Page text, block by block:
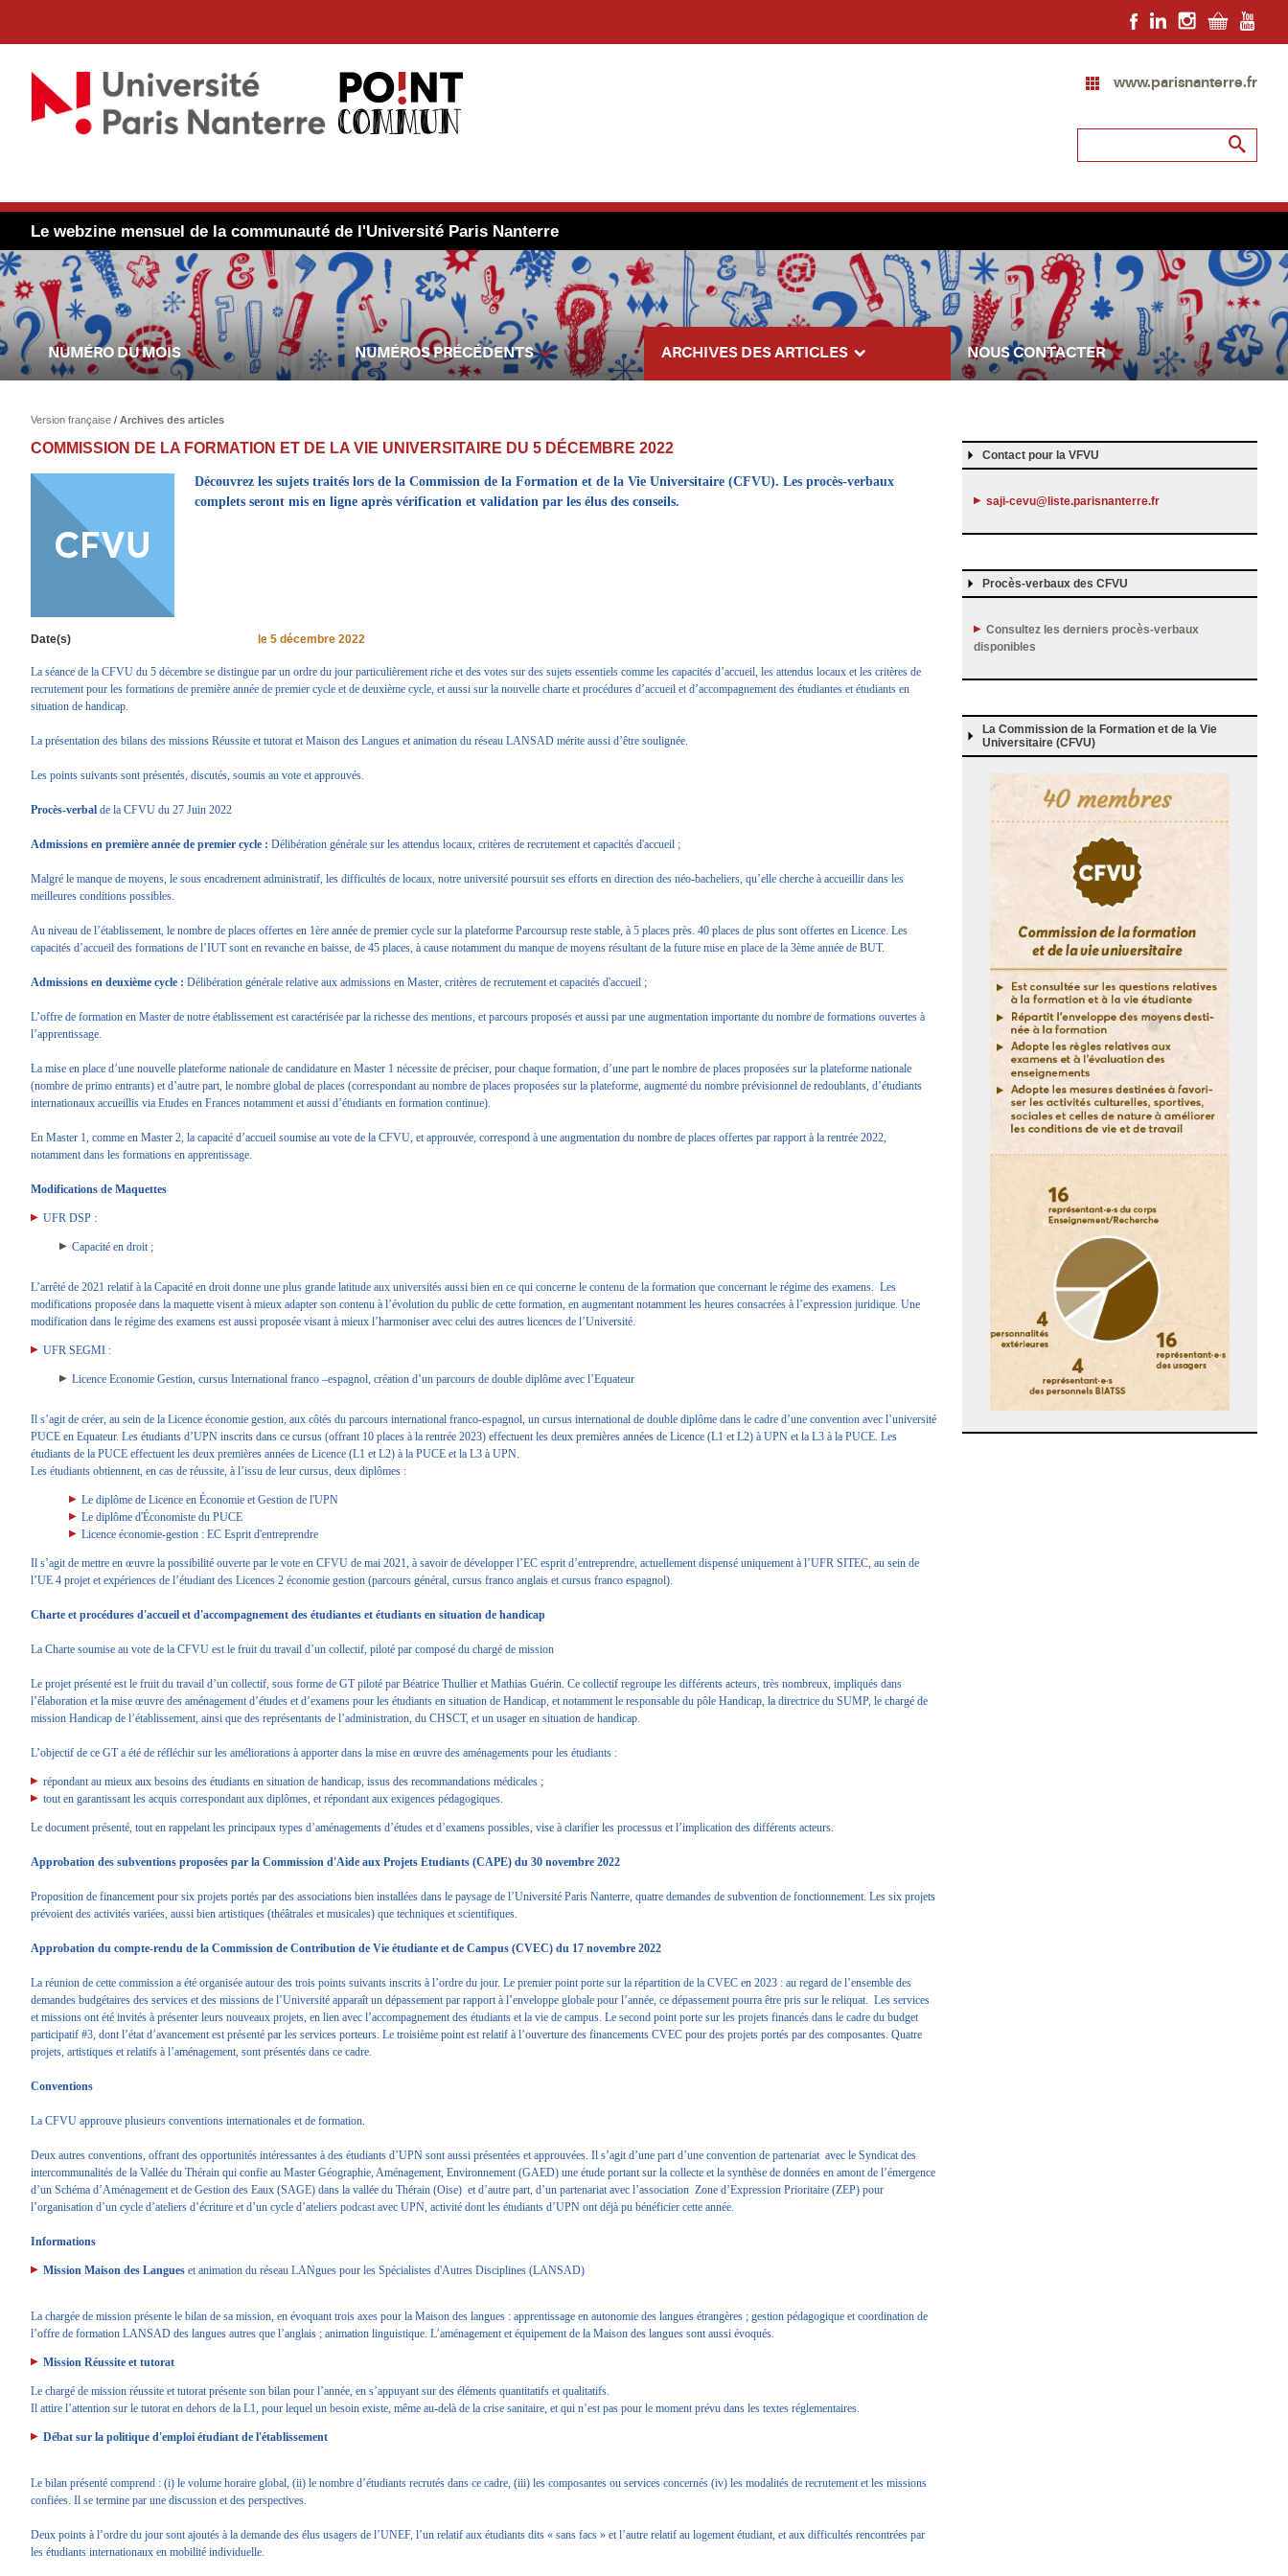
www.parisnanterre.fr
Le webzine mensuel de la communauté de l'Université Paris Nanterre
NUMÉRO DU MOIS NUMÉROS PRÉCÉDENTS ARCHIVES DES ARTICLES NOUS CONTACTER
Version française/ Archives des articles
COMMISSION DE LA FORMATION ET DE LA VIE UNIVERSITAIRE DU 5 DÉCEMBRE 2022
Découvrez les sujets traités lors de la Commission de la Formation et de la Vie Universitaire (CFVU). Les procès-verbaux
complets seront mis en ligne après vérification et validation par les élus des conseils.
Date(s) le 5 décembre 2022
La séance de la CFVU du 5 décembre se distingue par un ordre du jour particulièrement riche et des votes sur des sujets essentiels comme les capacités d’accueil, les attendus locaux et les critères de
recrutement pour les formations de première année de premier cycle et de deuxième cycle, et aussi sur la nouvelle charte et procédures d’accueil et d’accompagnement des étudiantes et étudiants en
situation de handicap.
La présentation des bilans des missions Réussite et tutorat et Maison des Langues et animation du réseau LANSAD mérite aussi d’être soulignée.
Les points suivants sont présentés, discutés, soumis au vote et approuvés.
Procès-verbalde la CFVU du 27 Juin 2022
Admissions en première année de premier cycle : Délibération générale sur les attendus locaux, critères de recrutement et capacités d'accueil ;
Malgré le manque de moyens, le sous encadrement administratif, les difficultés de locaux, notre université poursuit ses efforts en direction des néo-bacheliers, qu’elle cherche à accueillir dans les
meilleures conditions possibles.
Au niveau de l’établissement, le nombre de places offertes en 1ère année de premier cycle sur la plateforme Parcoursup reste stable, à 5 places près. 40 places de plus sont offertes en Licence. Les
capacités d’accueil des formations de l’IUT sont en revanche en baisse, de 45 places, à cause notamment du manque de moyens résultant de la future mise en place de la 3ème année de BUT.
Admissions en deuxième cycle :Délibération générale relative aux admissions en Master, critères de recrutement et capacités d'accueil ;
L’offre de formation en Master de notre établissement est caractérisée par la richesse des mentions, et parcours proposés et aussi par une augmentation importante du nombre de formations ouvertes à
l’apprentissage.
La mise en place d’une nouvelle plateforme nationale de candidature en Master 1 nécessite de préciser, pour chaque formation, d’une part le nombre de places proposées sur la plateforme nationale
(nombre de primo entrants) et d’autre part, le nombre global de places (correspondant au nombre de places proposées sur la plateforme, augmenté du nombre prévisionnel de redoublants, d’étudiants
internationaux accueillis via Etudes en Frances notamment et aussi d’étudiants en formation continue).
En Master 1, comme en Master 2, la capacité d’accueil soumise au vote de la CFVU, et approuvée, correspond à une augmentation du nombre de places offertes par rapport à la rentrée 2022,
notamment dans les formations en apprentissage.
Modifications de Maquettes
UFR DSP :
Capacité en droit ;
L’arrêté de 2021 relatif à la Capacité en droit donne une plus grande latitude aux universités aussi bien en ce qui concerne le contenu de la formation que concernant le régime des examens. Les
modifications proposée dans la maquette visent à mieux adapter son contenu à l’évolution du public de cette formation, en augmentant notamment les heures consacrées à l’expression juridique. Une
modification dans le régime des examens est aussi proposée visant à mieux l’harmoniser avec celui des autres licences de l’Université.
UFR SEGMI :
Licence Economie Gestion, cursus International franco –espagnol, création d’un parcours de double diplôme avec l’Equateur
Il s’agit de créer, au sein de la Licence économie gestion, aux côtés du parcours international franco-espagnol, un cursus international de double diplôme dans le cadre d’une convention avec l’université
PUCE en Equateur. Les étudiants d’UPN inscrits dans ce cursus (offrant 10 places à la rentrée 2023) effectuent les deux premières années de Licence (L1 et L2) à UPN et la L3 à la PUCE. Les
étudiants de la PUCE effectuent les deux premières années de Licence (L1 et L2) à la PUCE et la L3 à UPN.
Les étudiants obtiennent, en cas de réussite, à l’issu de leur cursus, deux diplômes :
Le diplôme de Licence en Économie et Gestion de l'UPN
Le diplôme d'Économiste du PUCE
Licence économie-gestion : EC Esprit d'entreprendre
Il s’agit de mettre en œuvre la possibilité ouverte par le vote en CFVU de mai 2021, à savoir de développer l’EC esprit d’entreprendre, actuellement dispensé uniquement à l’UFR SITEC, au sein de
l’UE 4 projet et expériences de l’étudiant des Licences 2 économie gestion (parcours général, cursus franco anglais et cursus franco espagnol).
Charte et procédures d'accueil et d'accompagnement des étudiantes et étudiants en situation de handicap
La Charte soumise au vote de la CFVU est le fruit du travail d’un collectif, piloté par composé du chargé de mission
Le projet présenté est le fruit du travail d’un collectif, sous forme de GT piloté par Béatrice Thullier et Mathias Guérin. Ce collectif regroupe les différents acteurs, très nombreux, impliqués dans
l’élaboration et la mise œuvre des aménagement d’études et d’examens pour les étudiants en situation de Handicap, et notamment le responsable du pôle Handicap, la directrice du SUMP, le chargé de
mission Handicap de l’établissement, ainsi que des représentants de l’administration, du CHSCT, et un usager en situation de handicap.
L’objectif de ce GT a été de réfléchir sur les améliorations à apporter dans la mise en œuvre des aménagements pour les étudiants :
répondant au mieux aux besoins des étudiants en situation de handicap, issus des recommandations médicales ;
tout en garantissant les acquis correspondant aux diplômes, et répondant aux exigences pédagogiques.
Le document présenté, tout en rappelant les principaux types d’aménagements d’études et d’examens possibles, vise à clarifier les processus et l’implication des différents acteurs.
Approbation des subventions proposées par la Commission d'Aide aux Projets Etudiants (CAPE) du 30 novembre 2022
Proposition de financement pour six projets portés par des associations bien installées dans le paysage de l’Université Paris Nanterre, quatre demandes de subvention de fonctionnement. Les six projets
prévoient des activités variées, aussi bien artistiques (théâtrales et musicales) que techniques et scientifiques.
Approbation du compte-rendu de la Commission de Contribution de Vie étudiante et de Campus (CVEC) du 17 novembre 2022
La réunion de cette commission a été organisée autour des trois points suivants inscrits à l’ordre du jour. Le premier point porte sur la répartition de la CVEC en 2023 : au regard de l’ensemble des
demandes budgétaires des services et des missions de l’Université apparaît un dépassement par rapport à l’enveloppe globale pour l’année, ce dépassement pourra être pris sur le reliquat. Les services
et missions ont été invités à présenter leurs nouveaux projets, en lien avec l’accompagnement des étudiants et la vie de campus. Le second point porte sur les projets financés dans le cadre du budget
participatif #3, dont l’état d’avancement est présenté par les services porteurs. Le troisième point est relatif à l’ouverture des financements CVEC pour des projets portés par des composantes. Quatre
projets, artistiques et relatifs à l’aménagement, sont présentés dans ce cadre.
Conventions
La CFVU approuve plusieurs conventions internationales et de formation.
Deux autres conventions, offrant des opportunités intéressantes à des étudiants d’UPN sont aussi présentées et approuvées. Il s’agit d’une part d’une convention de partenariat avec le Syndicat des
intercommunalités de la Vallée du Thérain qui confie au Master Géographie, Aménagement, Environnement (GAED) une étude portant sur la collecte et la synthèse de données en amont de l’émergence
d’un Schéma d’Aménagement et de Gestion des Eaux (SAGE) dans la vallée du Thérain (Oise) et d’autre part, d’un partenariat avec l’association Zone d’Expression Prioritaire (ZEP) pour
l’organisation d’un cycle d’ateliers d’écriture et d’un cycle d’ateliers podcast avec UPN, activité dont les étudiants d’UPN ont déjà pu bénéficier cette année.
Informations
Mission Maison des Langues et animation du réseau LANgues pour les Spécialistes d'Autres Disciplines (LANSAD)
La chargée de mission présente le bilan de sa mission, en évoquant trois axes pour la Maison des langues : apprentissage en autonomie des langues étrangères ; gestion pédagogique et coordination de
l’offre de formation LANSAD des langues autres que l’anglais ; animation linguistique. L’aménagement et équipement de la Maison des langues sont aussi évoqués.
Mission Réussite et tutorat
Le chargé de mission réussite et tutorat présente son bilan pour l’année, en s’appuyant sur des éléments quantitatifs et qualitatifs.
Il attire l’attention sur le tutorat en dehors de la L1, pour lequel un besoin existe, même au-delà de la crise sanitaire, et qui n’est pas pour le moment prévu dans les textes réglementaires.
Débat sur la politique d'emploi étudiant de l'établissement
Le bilan présenté comprend : (i) le volume horaire global, (ii) le nombre d’étudiants recrutés dans ce cadre, (iii) les composantes ou services concernés (iv) les modalités de recrutement et les missions
confiées. Il se termine par une discussion et des perspectives.
Deux points à l’ordre du jour sont ajoutés à la demande des élus usagers de l’UNEF, l’un relatif aux étudiants dits « sans facs » et l’autre relatif au logement étudiant, et aux difficultés rencontrées par
les étudiants internationaux en mobilité individuelle.
Contact pour la VFVU
saji-cevu@liste.parisnanterre.fr
Procès-verbaux des CFVU
Consultez les derniers procès-verbaux
disponibles
La Commission de la Formation et de la Vie
Universitaire (CFVU)